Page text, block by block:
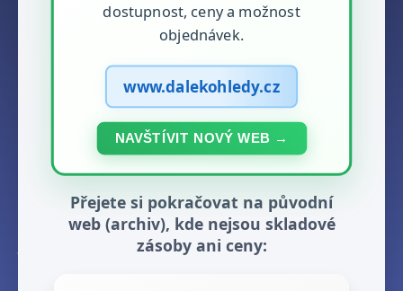
dostupnost, ceny a možnost
objednávek.
www.dalekohledy.cz
NAVŠTÍVIT NOVÝ WEB →
Přejete si pokračovat na původní
web (archiv), kde nejsou skladové
zásoby ani ceny: